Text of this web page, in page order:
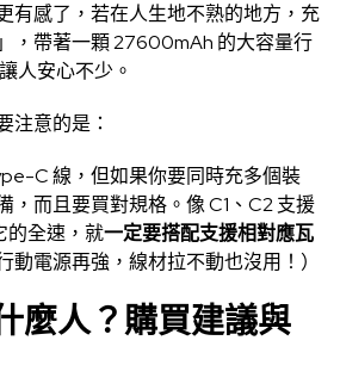
有感了，若在人生地不熟的地方，充
，帶著一顆 27600mAh 的大容量行
人安心不少。
注意的是：
C 線，但如果你要同時充多個裝
，而且要買對規格。像 C1、C2 支援
的全速，就一定要搭配支援相對應瓦
動電源再強，線材拉不動也沒用！）
麼人？購買建議與